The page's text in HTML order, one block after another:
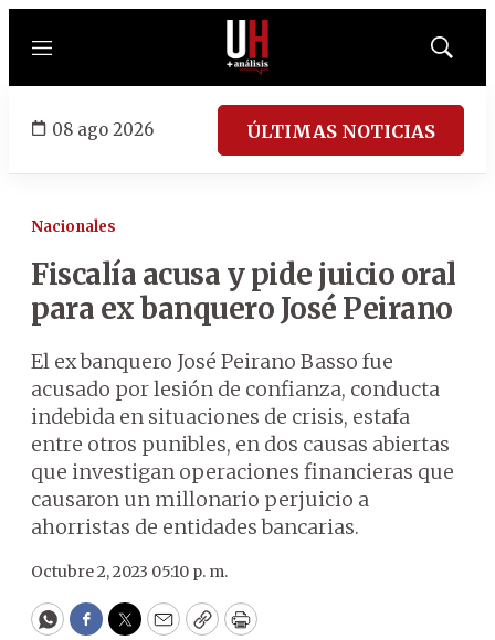
Menú
Mostrar
08 ago 2026 ÚLTIMAS NOTICIAS
Nacionales
Fiscalía acusa y pide juicio oral
para ex banquero José Peirano
El ex banquero José Peirano Basso fue
acusado por lesión de confianza, conducta
indebida en situaciones de crisis, estafa
entre otros punibles, en dos causas abiertas
que investigan operaciones financieras que
causaron un millonario perjuicio a
ahorristas de entidades bancarias.
Octubre 2, 2023 05:10 p. m.
WhatsApp
Facebook
Twitter
EmailCopyPrint